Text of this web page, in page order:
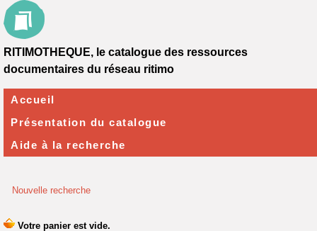
Nouvelle recherche
RITIMOTHEQUE, le catalogue des ressources
documentaires du réseau ritimo
Accueil
Présentation du catalogue
Aide à la recherche